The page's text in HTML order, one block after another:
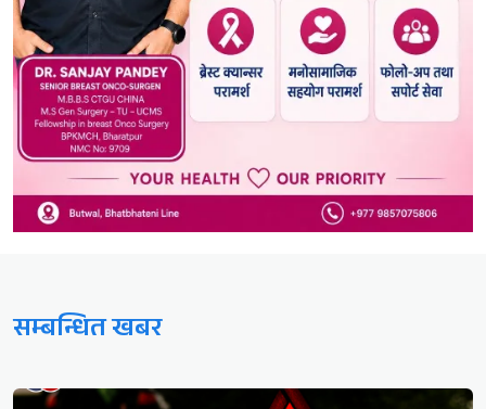
सम्बन्धित खबर